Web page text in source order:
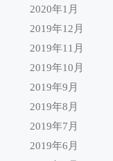
2020年1月
2019年12月
2019年11月
2019年10月
2019年9月
2019年8月
2019年7月
2019年6月